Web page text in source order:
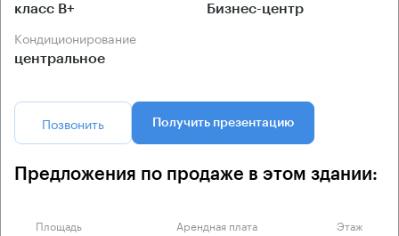
класс B+ Бизнес-центр
Кондиционирование
центральное
Позвонить Получить презентацию
Предложения по продаже в этом здании:
Площадь Арендная плата Этаж